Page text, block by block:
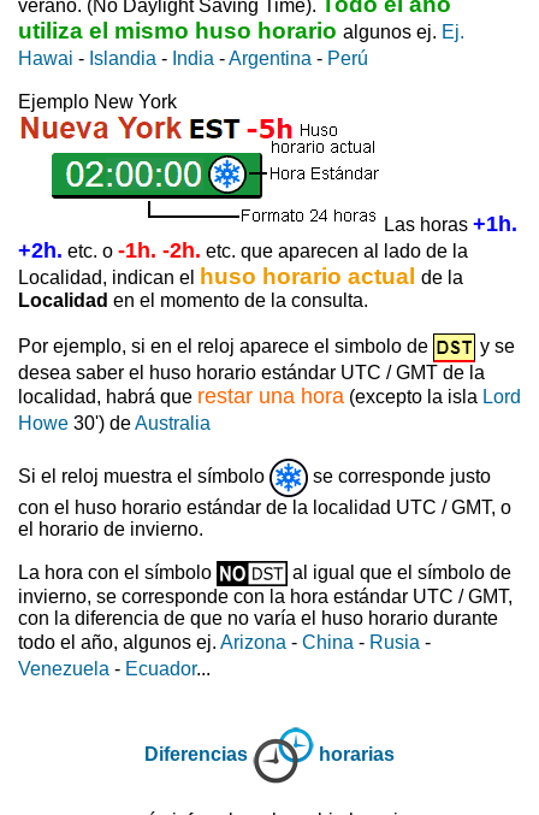
verano. (No Daylight Saving Time).
utiliza el mismo huso horario algunos ej. Ej.
Hawai - Islandia - India -Argentina - Perú
Ejemplo New York
Las horas +1h.
+2h. etc. o -1h. -2h. etc. que aparecen al lado de la
Localidad, indican el huso horario actual de la
Localidad en el momento de la consulta.
Por ejemplo, si en el reloj aparece el simbolo de
y se
desea saber el huso horario estándar UTC / GMT de la
localidad, habrá que restar una hora (excepto la isla Lord
Howe 30') deAustralia
Si el reloj muestra el símbolo
se corresponde justo
con el huso horario estándar de la localidad UTC / GMT, o
el horario de invierno.
La hora con el símbolo
al igual que el símbolo de
invierno, se corresponde con la hora estándar UTC / GMT,
con la diferencia de que no varía el huso horario durante
todo el año, algunos ej. Arizona - China - Rusia -
Venezuela - Ecuador...
Diferencias horarias